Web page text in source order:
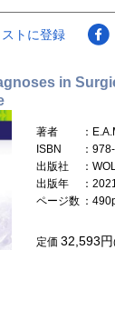
トに登録
in
著者
：
ISBN
：
出版社
：
出版年
：
ページ数 ：
定価32,593円